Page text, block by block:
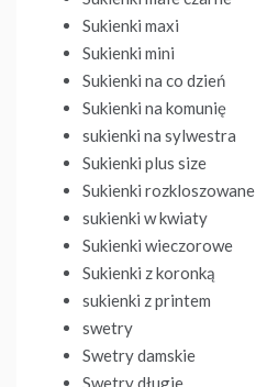
Sukienki maxi
Sukienki mini
Sukienki na co dzień
Sukienki na komunię
sukienki na sylwestra
Sukienki plus size
Sukienki rozkloszowane
sukienki w kwiaty
Sukienki wieczorowe
Sukienki z koronką
sukienki z printem
swetry
Swetry damskie
Swetry długie